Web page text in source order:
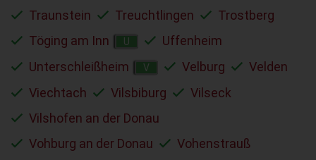
Traunstein
Treuchtlingen
Trostberg
Töging am Inn
U
Uffenheim
Unterschleißheim
V Velburg
Velden
Viechtach
Vilsbiburg
Vilseck
Vilshofen an der Donau
Vohburg an der Donau
Vohenstrauß